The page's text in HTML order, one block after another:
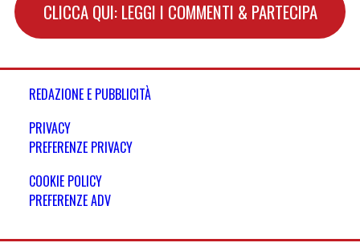
CLICCA QUI: LEGGI I COMMENTI & PARTECIPA
REDAZIONE E PUBBLICITÀ
PRIVACY
PREFERENZE PRIVACY
COOKIE POLICY
PREFERENZE ADV